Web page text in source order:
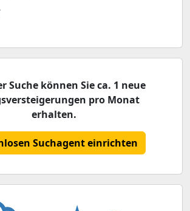
Suche können Sie ca. 1 neue
pro Monat
erhalten.
Suchagent einrichten